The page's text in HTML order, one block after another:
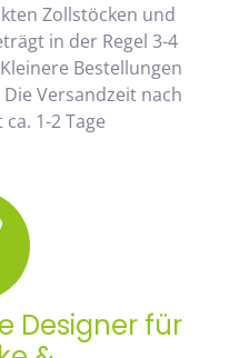
Zollstöcken und
in der Regel 3-4
Bestellungen
Versandzeit nach
1-2 Tage
Designer für